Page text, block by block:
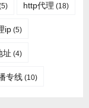
http代理 (18)
ip (5)
址 (4)
专线 (10)